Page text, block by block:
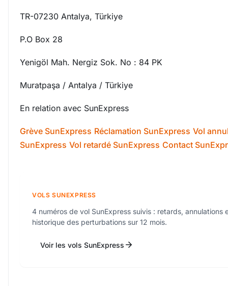
TR-07230 Antalya, Türkiye
P.O Box 28
Yenigöl Mah. Nergiz Sok. No : 84 PK
Muratpaşa / Antalya / Türkiye
En relation avec SunExpress
Grève SunExpress Réclamation SunExpress Vol
SunExpress Vol retardé SunExpress Contact
VOLS SUNEXPRESS
4 numéros de vol SunExpress suivis : retards, annulations
historique des perturbations sur 12 mois.
Voir les vols SunExpress